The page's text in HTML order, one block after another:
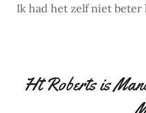
Ik had het zelf niet beter
Ht Roberts is